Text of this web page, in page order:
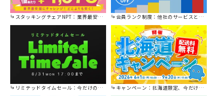
スタッキングチェアNPT：業界最安値に挑戦！ 会員ランク制度：他社のサービスと比較してください。
リミテッドタイムセール：今だけの限定セール。 キャンペーン：北海道限定、今だけ送料無料！